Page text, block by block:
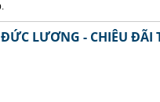
LƯƠNG - CHIÊU ĐÃI